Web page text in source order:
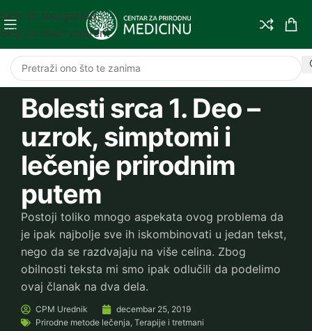
Skip to navigation
Skip to main content
Bolesti srca 1. Deo –
uzrok, simptomi i
lečenje prirodnim
putem
Postoji toliko mnogo aspekata ovog problema da
je ipak najbolje sve ih iskombinovati u jedan tekst,
nego da se razdvajaju na više celina. Zbog
obilnosti teksta mi smo ipak odlučili da podelimo
ovaj članak na dva dela.
CPM Urednik
decembar 25, 2019
Prirodne metode lečenja,Terapije i tretmani